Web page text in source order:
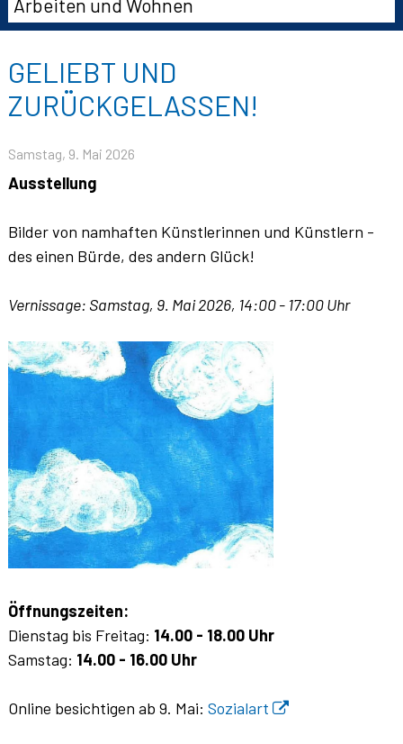
Arbeiten und Wohnen
GELIEBT UND
ZURÜCKGELASSEN!
Samstag, 9. Mai 2026
Ausstellung
Bilder von namhaften Künstlerinnen und Künstlern -
des einen Bürde, des andern Glück!
Vernissage: Samstag, 9. Mai 2026, 14:00 - 17:00 Uhr
Öffnungszeiten:
Dienstag bis Freitag: 14.00 - 18.00 Uhr
Samstag: 14.00 - 16.00 Uhr
Online besichtigen ab 9. Mai: Sozialart